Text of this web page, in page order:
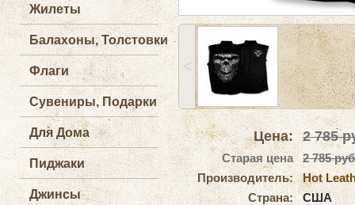
Жилеты
Балахоны, Толстовки
Флаги
Сувениры, Подарки
Для Дома
Пиджаки
Джинсы
˂
Цена: 2 785
Старая цена
2 785
Производитель:
Hot
Страна:
США